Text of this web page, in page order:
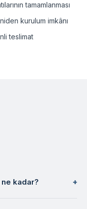
tamamlanması
kurulum imkânı
teslimat
kadar?